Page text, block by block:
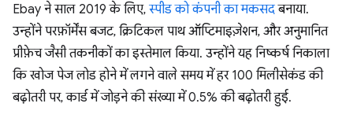
Ebay ने साल 2019 के लिए, स्पीड को कंपनी का मकसदबनाया.
उन्होंने परफ़ॉर्मेंस बजट, क्रिटिकल पाथ ऑप्टिमाइज़ेशन, और अनुमानित
प्रीफ़ेच जैसी तकनीकों का इस्तेमाल किया. उन्होंने यह निष्कर्ष निकाला
कि खोज पेज लोड होने में लगने वाले समय में हर 100 मिलीसेकंड की
बढ़ोतरी पर, कार्ड में जोड़ने की संख्या में 0.5% की बढ़ोतरी हुई.